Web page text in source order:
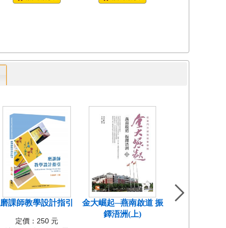
磨課師教學設計指引
定價：250 元
金大崛起─燕南啟道 振
鐸浯洲(上)
中國近代教會